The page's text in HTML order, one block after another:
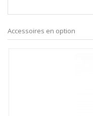
Accessoires en option